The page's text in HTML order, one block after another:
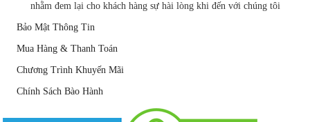
nhằm đem lại cho khách hàng sự hài lòng khi đến với chúng tôi
Bảo Mật Thông Tin
Mua Hàng & Thanh Toán
Chương Trình Khuyến Mãi
Chính Sách Bào Hành